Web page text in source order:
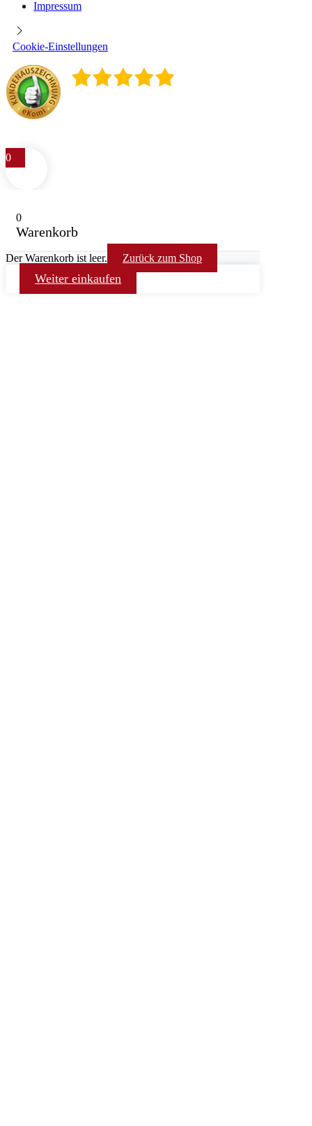
Impressum
Cookie-Einstellungen
0
0
Warenkorb
Der Warenkorb ist leer. Zurück zum Shop
Weiter einkaufen